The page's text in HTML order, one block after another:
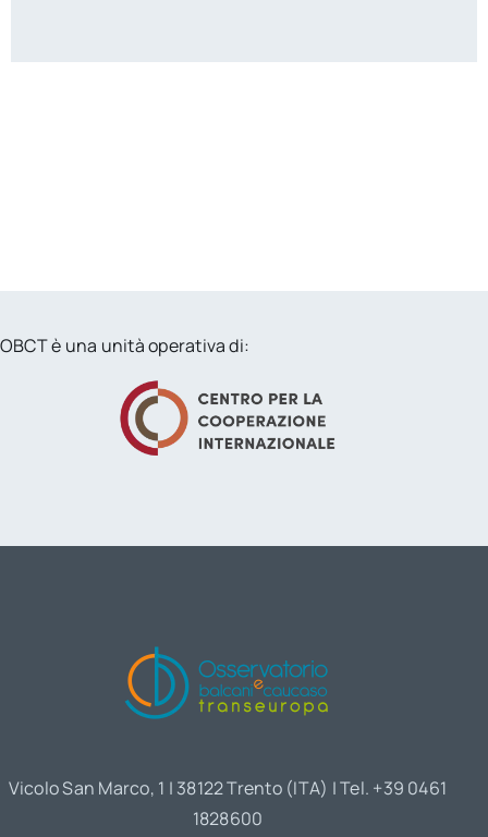
OBCT è una unità operativa di:
Vicolo San Marco, 1 | 38122 Trento (ITA) | Tel. +39 0461
1828600